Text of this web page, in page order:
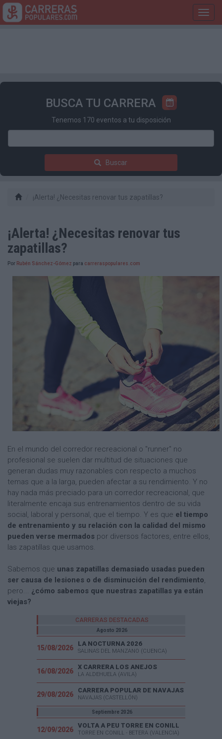
BUSCA TU CARRERA
Tenemos 170 eventos a tu disposición
Buscar
¡Alerta! ¿Necesitas renovar tus zapatillas?
¡Alerta! ¿Necesitas renovar tus
zapatillas?
Por Rubén Sánchez-Gómez para carreraspopulares.com
En el mundo del corredor recreacional o "runner" no
profesional se suelen dar multitud de situaciones que
generan dudas muy razonables con respecto a muchos
temas que a la larga, pueden afectar a su rendimiento. Y no
hay nada más preciado para un corredor recreacional, que
literalmente encaja sus entrenamientos dentro de su vida
social, laboral y personal, que el tiempo. Y es que el tiempo
de entrenamiento y su relación con la calidad del mismo
pueden verse mermados por diversos factores, entre ellos,
las zapatillas que usamos.
Sabemos que unas zapatillas demasiado usadas pueden
ser causa de lesiones o de disminución del rendimiento,
pero... ¿cómo sabemos que nuestras zapatillas ya están
viejas?
CARRERAS DESTACADAS
Agosto 2026
15/08/2026
LA NOCTURNA 2026
SALINAS DEL MANZANO (CUENCA)
16/08/2026
X CARRERA LOS ANEJOS
LA ALDEHUELA (AVILA)
29/08/2026
CARRERA POPULAR DE NAVAJAS
NAVAJAS (CASTELLÓN)
Septiembre 2026
12/09/2026
VOLTA A PEU TORRE EN CONILL
TORRE EN CONILL - BETERA (VALENCIA)